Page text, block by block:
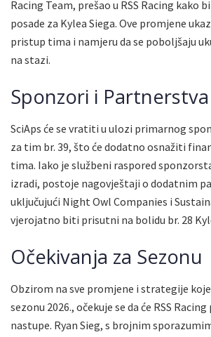
Racing Team, prešao u RSS Racing kako
posade za Kylea Siega. Ove promjene
pristup tima i namjeru da se poboljšaju
na stazi.
Sponzori i Partnerstva
SciAps će se vratiti u ulozi primarnog
za tim br. 39, što će dodatno osnažiti
tima. Iako je službeni raspored
izradi, postoje nagovještaji o dodatnim
uključujući Night Owl Companies i
vjerojatno biti prisutni na bolidu br. 28
Očekivanja za Sezonu
Obzirom na sve promjene i strategije
sezonu 2026., očekuje se da će RSS
nastupe. Ryan Sieg, s brojnim